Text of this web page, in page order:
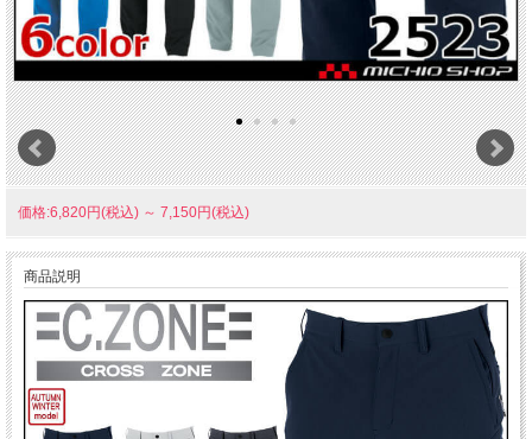
価格:6,820円(税込) ～ 7,150円(税込)
商品説明